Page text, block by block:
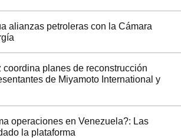
alianzas petroleras con la Cámara
coordina planes de reconstrucción
de Miyamoto International y
operaciones en Venezuela?: Las
la plataforma